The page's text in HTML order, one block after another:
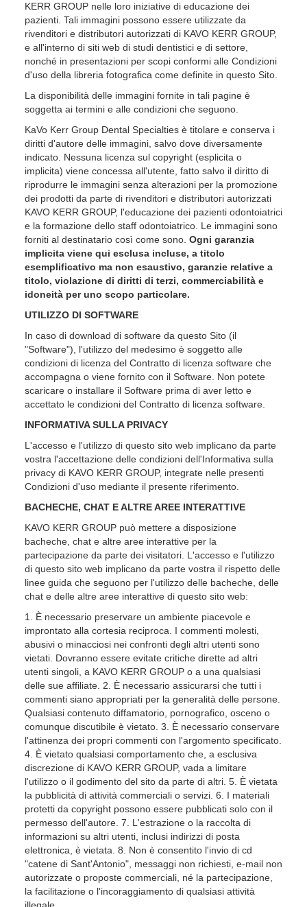
KERR GROUP nelle loro iniziative di educazione dei
pazienti. Tali immagini possono essere utilizzate da
rivenditori e distributori autorizzati di KAVO KERR GROUP,
e all'interno di siti web di studi dentistici e di settore,
nonché in presentazioni per scopi conformi alle Condizioni
d'uso della libreria fotografica come definite in questo Sito.
La disponibilità delle immagini fornite in tali pagine è
soggetta ai termini e alle condizioni che seguono.
KaVo Kerr Group Dental Specialties è titolare e conserva i
diritti d'autore delle immagini, salvo dove diversamente
indicato. Nessuna licenza sul copyright (esplicita o
implicita) viene concessa all'utente, fatto salvo il diritto di
riprodurre le immagini senza alterazioni per la promozione
dei prodotti da parte di rivenditori e distributori autorizzati
KAVO KERR GROUP, l'educazione dei pazienti odontoiatrici
e la formazione dello staff odontoiatrico. Le immagini sono
forniti al destinatario così come sono. Ogni garanzia
implicita viene qui esclusa incluse, a titolo
esemplificativo ma non esaustivo, garanzie relative a
titolo, violazione di diritti di terzi, commerciabilità e
idoneità per uno scopo particolare.
UTILIZZO DI SOFTWARE
In caso di download di software da questo Sito (il
"Software"), l'utilizzo del medesimo è soggetto alle
condizioni di licenza del Contratto di licenza software che
accompagna o viene fornito con il Software. Non potete
scaricare o installare il Software prima di aver letto e
accettato le condizioni del Contratto di licenza software.
INFORMATIVA SULLA PRIVACY
L'accesso e l'utilizzo di questo sito web implicano da parte
vostra l'accettazione delle condizioni dell'Informativa sulla
privacy di KAVO KERR GROUP, integrate nelle presenti
Condizioni d'uso mediante il presente riferimento.
BACHECHE, CHAT E ALTRE AREE INTERATTIVE
KAVO KERR GROUP può mettere a disposizione
bacheche, chat e altre aree interattive per la
partecipazione da parte dei visitatori. L'accesso e l'utilizzo
di questo sito web implicano da parte vostra il rispetto delle
linee guida che seguono per l'utilizzo delle bacheche, delle
chat e delle altre aree interattive di questo sito web:
1. È necessario preservare un ambiente piacevole e
improntato alla cortesia reciproca. I commenti molesti,
abusivi o minacciosi nei confronti degli altri utenti sono
vietati. Dovranno essere evitate critiche dirette ad altri
utenti singoli, a KAVO KERR GROUP o a una qualsiasi
delle sue affiliate. 2. È necessario assicurarsi che tutti i
commenti siano appropriati per la generalità delle persone.
Qualsiasi contenuto diffamatorio, pornografico, osceno o
comunque discutibile è vietato. 3. È necessario conservare
l'attinenza dei propri commenti con l'argomento specificato.
4. È vietato qualsiasi comportamento che, a esclusiva
discrezione di KAVO KERR GROUP, vada a limitare
l'utilizzo o il godimento del sito da parte di altri. 5. È vietata
la pubblicità di attività commerciali o servizi. 6. I materiali
protetti da copyright possono essere pubblicati solo con il
permesso dell'autore. 7. L'estrazione o la raccolta di
informazioni su altri utenti, inclusi indirizzi di posta
elettronica, è vietata. 8. Non è consentito l'invio di cd
"catene di Sant'Antonio", messaggi non richiesti, e-mail non
autorizzate o proposte commerciali, né la partecipazione,
la facilitazione o l'incoraggiamento di qualsiasi attività